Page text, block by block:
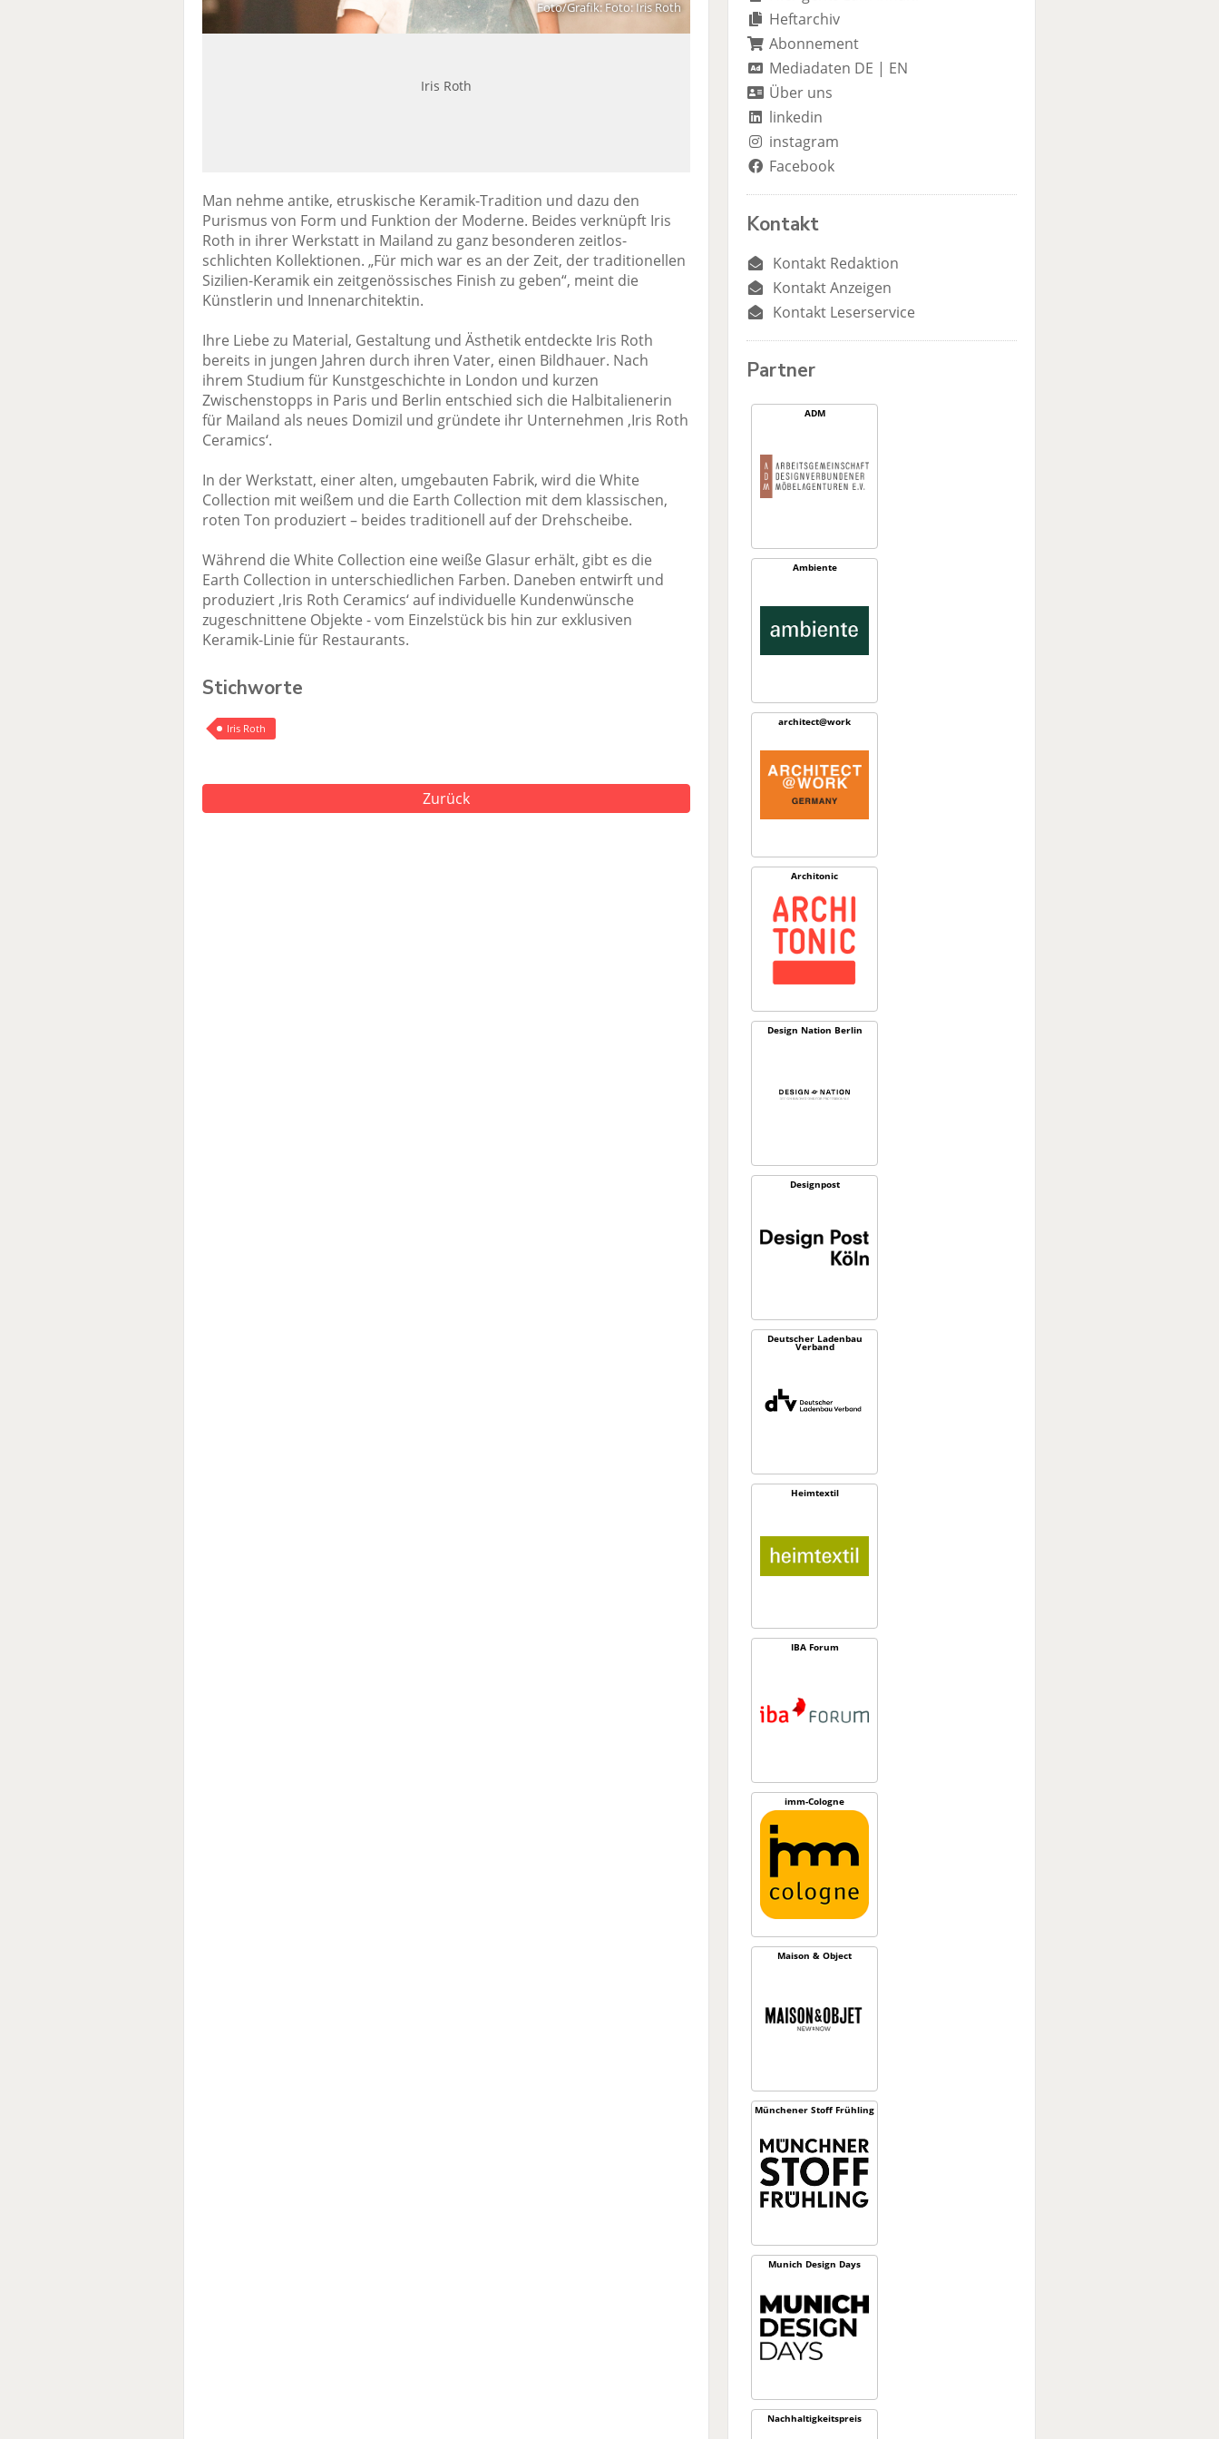
n
n
Foto/Grafik: Foto: Iris Roth
Iris Roth
Man nehme antike, etruskische Keramik-Tradition und dazu den
Purismus von Form und Funktion der Moderne. Beides verknüpft Iris
Roth in ihrer Werkstatt in Mailand zu ganz besonderen zeitlos-
schlichten Kollektionen. „Für mich war es an der Zeit, der traditionellen
Sizilien-Keramik ein zeitgenössisches Finish zu geben“, meint die
Künstlerin und Innenarchitektin.
Ihre Liebe zu Material, Gestaltung und Ästhetik entdeckte Iris Roth
bereits in jungen Jahren durch ihren Vater, einen Bildhauer. Nach
ihrem Studium für Kunstgeschichte in London und kurzen
Zwischenstopps in Paris und Berlin entschied sich die Halbitalienerin
für Mailand als neues Domizil und gründete ihr Unternehmen ‚Iris Roth
Ceramics‘.
In der Werkstatt, einer alten, umgebauten Fabrik, wird die White
Collection mit weißem und die Earth Collection mit dem klassischen,
roten Ton produziert – beides traditionell auf der Drehscheibe.
Während die White Collection eine weiße Glasur erhält, gibt es die
Earth Collection in unterschiedlichen Farben. Daneben entwirft und
produziert ‚Iris Roth Ceramics‘ auf individuelle Kundenwünsche
zugeschnittene Objekte - vom Einzelstück bis hin zur exklusiven
Keramik-Linie für Restaurants.
Stichworte
Iris Roth
Zurück
Heftarchiv
Abonnement
Mediadaten DE | EN
Über uns
linkedin
instagram
Facebook
Kontakt
Kontakt Redaktion
Kontakt Anzeigen
Kontakt Leserservice
Partner
ADM
Ambiente
architect@work
Architonic
Design Nation Berlin
Designpost
Deutscher Ladenbau
Verband
Heimtextil
IBA Forum
imm-Cologne
Maison & Object
Münchener Stoff Frühling
Munich Design Days
Nachhaltig­keitspreis